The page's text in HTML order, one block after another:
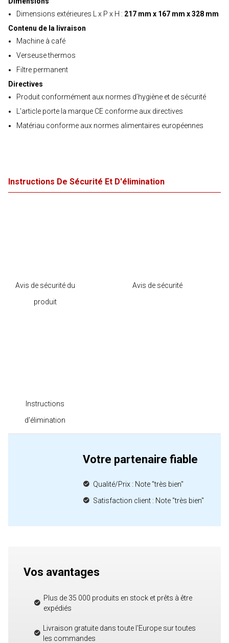
Dimensions extérieures L x P x H : 217 mm x 167 mm x 328 mm
Contenu de la livraison
Machine à café
Verseuse thermos
Filtre permanent
Directives
Produit conformément aux normes d’hygiène et de sécurité
L'article porte la marque CE conforme aux directives
Matériau conforme aux normes alimentaires européennes
Instructions De Sécurité Et D'élimination
Avis de sécurité du
produit
Avis de sécurité
Instructions
d'élimination
Votre partenaire fiable
Qualité/Prix : Note "très bien"
Satisfaction client : Note "très bien"
Vos avantages
Plus de 35 000 produits en stock et prêts à être
expédiés
Livraison gratuite dans toute l'Europe sur toutes
les commandes